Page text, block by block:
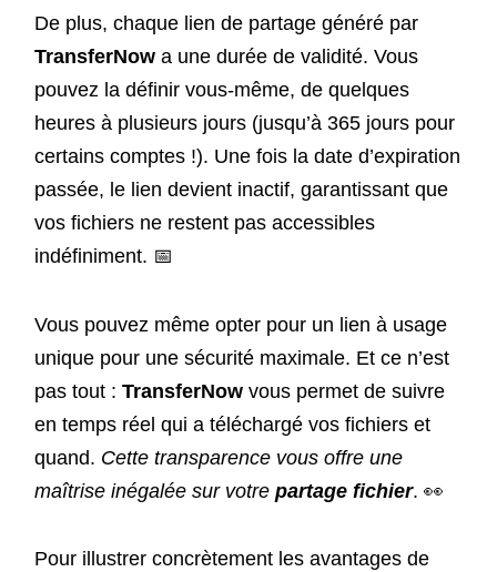
De plus, chaque lien de partage généré par
TransferNowa une durée de validité. Vous
pouvez la définir vous-même, de quelques
heures à plusieurs jours (jusqu’à 365 jours pour
certains comptes !). Une fois la date d’expiration
passée, le lien devient inactif, garantissant que
vos fichiers ne restent pas accessibles
indéfiniment. 📅
Vous pouvez même opter pour un lien à usage
unique pour une sécurité maximale. Et ce n’est
pas tout : TransferNowvous permet de suivre
en temps réel qui a téléchargé vos fichiers et
quand. Cette transparence vous offre une
maîtrise inégalée sur votre partage fichier. 👀
Pour illustrer concrètement les avantages de